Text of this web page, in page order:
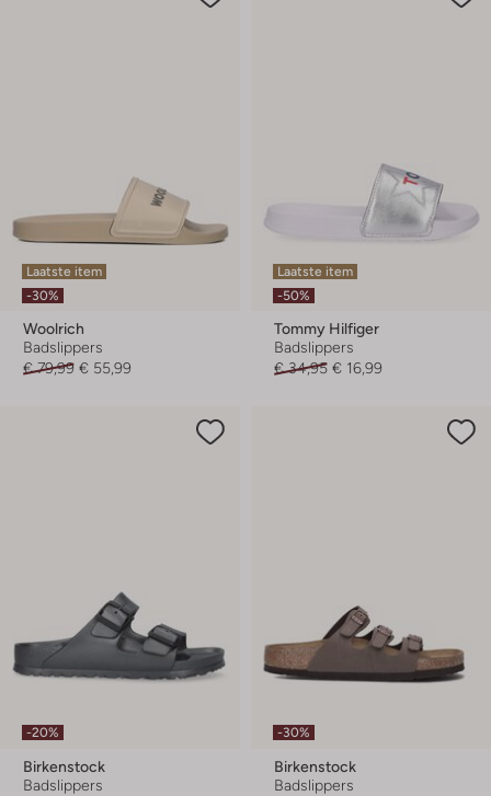
Laatste item
-30%
Woolrich
Badslippers
€ 79,99 € 55,99
Laatste item
-50%
Tommy Hilfiger
Badslippers
€ 34,95 € 16,99
-20%
Birkenstock
Badslippers
-30%
Birkenstock
Badslippers